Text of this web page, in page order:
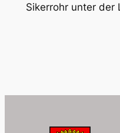
Sikerrohr unter der